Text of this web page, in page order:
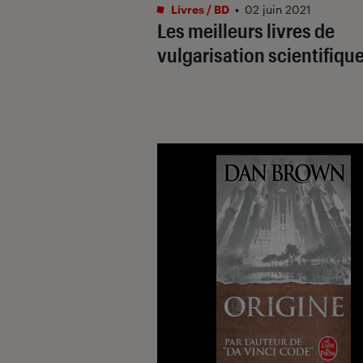
Les meilleurs livres de
vulgarisation
Livres / BD • 02 juin 2021